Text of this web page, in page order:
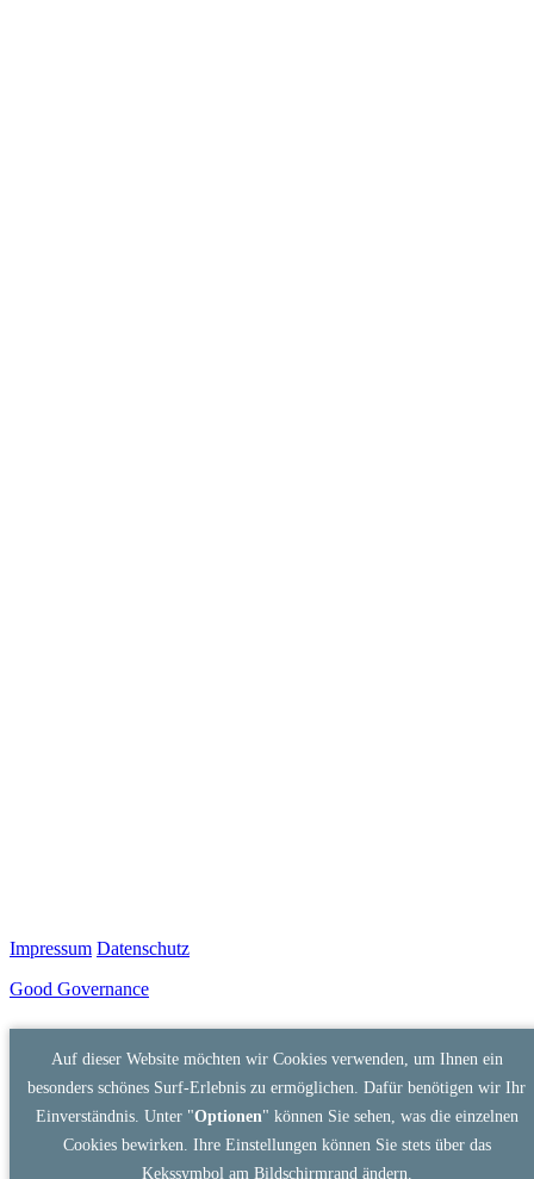
Impressum Datenschutz
Good Governance
Auf dieser Website möchten wir Cookies verwenden, um Ihnen ein
besonders schönes Surf-Erlebnis zu ermöglichen. Dafür benötigen wir Ihr
Einverständnis. Unter "Optionen" können Sie sehen, was die einzelnen
Cookies bewirken. Ihre Einstellungen können Sie stets über das
Kekssymbol am Bildschirmrand ändern.